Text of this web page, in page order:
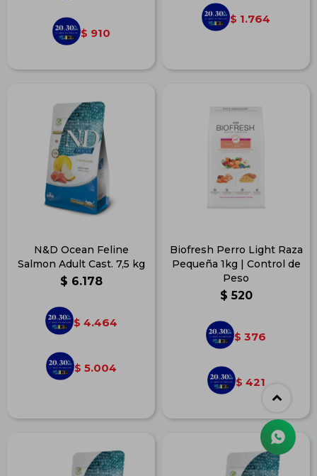
$ 910
$ 1.764
N&D Ocean Feline
Salmon Adult Cast. 7,5 kg
$ 6.178
$ 4.464
$ 5.004
Biofresh Perro Light Raza
Pequeña 1kg | Control de
Peso
$ 520
$ 376
$ 421